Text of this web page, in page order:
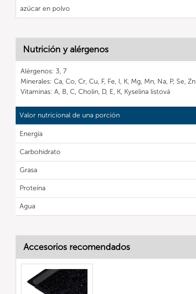
azúcar en polvo
Nutrición y alérgenos
Alérgenos: 3, 7
Minerales: Ca, Co, Cr, Cu, F, Fe, I, K, Mg, Mn, Na, P, Se, Zn
Vitaminas: A, B, C, Cholin, D, E, K, Kyselina listová
Valor nutricional de una porción
Energía
Carbohidrato
Grasa
Proteína
Agua
Accesorios recomendados